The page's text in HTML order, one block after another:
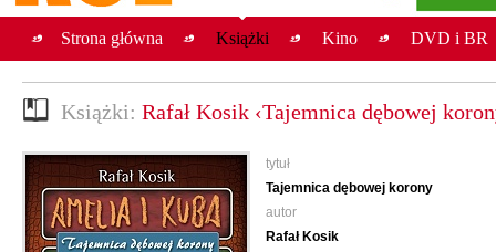
Strona główna Książki Kino DVD i BR
Książki: Rafał Kosik ‹Tajemnica dębowej
tytuł
Tajemnica dębowej korony
autor
Rafał Kosik